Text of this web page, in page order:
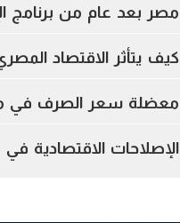
مصر بعد عام من برنامج
كيف يتأثر الاقتصاد
معضلة سعر الصرف في
الإصلاحات